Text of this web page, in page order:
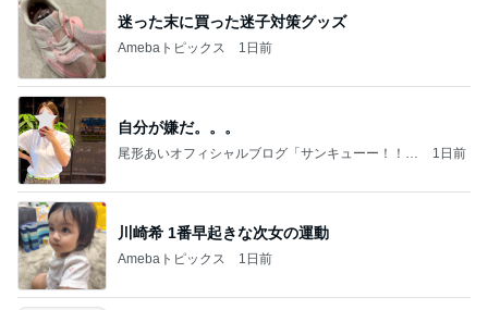
迷った末に買った迷子対策グッズ
Amebaトピックス 1日前
自分が嫌だ。。。
尾形あいオフィシャルブログ「サンキューー！！尾
1日前
川崎希 1番早起きな次女の運動
Amebaトピックス 1日前